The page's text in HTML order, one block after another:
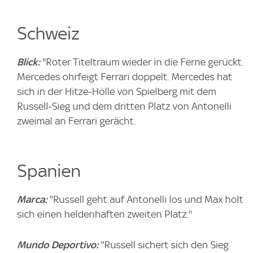
Schweiz
Blick:"Roter Titeltraum wieder in die Ferne gerückt.
Mercedes ohrfeigt Ferrari doppelt. Mercedes hat
sich in der Hitze-Hölle von Spielberg mit dem
Russell-Sieg und dem dritten Platz von Antonelli
zweimal an Ferrari gerächt.
Spanien
Marca:"Russell geht auf Antonelli los und Max holt
sich einen heldenhaften zweiten Platz."
Mundo Deportivo: "Russell sichert sich den Sieg